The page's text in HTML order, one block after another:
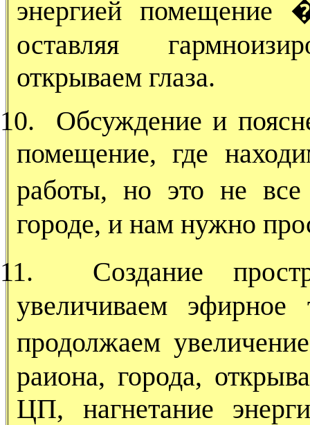
энергией помещение
оставляя
открываем глаза.
10.
Обсуждение и
помещение, где
работы, но это не
городе, и нам нужно
11.
Создание
увеличиваем
продолжаем
раиона, города,
ЦП, нагнетание